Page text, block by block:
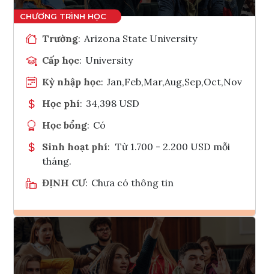
Trường: Arizona State University
Cấp học: University
Kỳ nhập học: Jan,Feb,Mar,Aug,Sep,Oct,Nov
Học phí: 34,398 USD
Học bổng: Có
Sinh hoạt phí: Từ 1.700 - 2.200 USD mỗi
tháng.
ĐỊNH CƯ: Chưa có thông tin
Ghi danh
Tham vấn Interlink